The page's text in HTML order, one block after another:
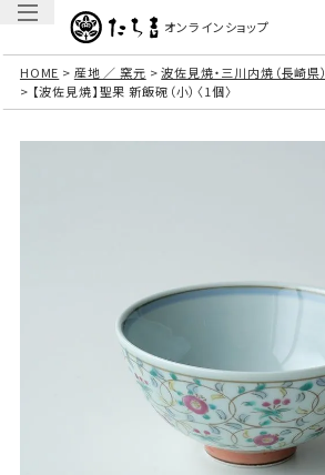
オンラインショップ
HOME 産地 ／ 窯元
波佐見焼・三川内焼（長崎県）
【波佐見焼】聖果 新飯碗（小）〈1個〉